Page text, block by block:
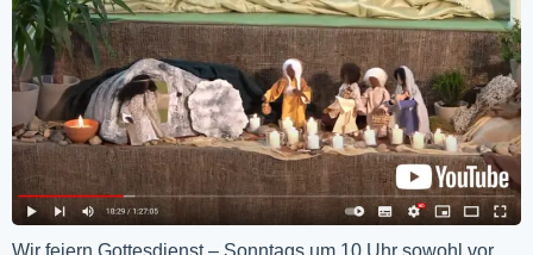
Wir feiern Gottesdienst – Sonntags um 10 Uhr sowohl vor